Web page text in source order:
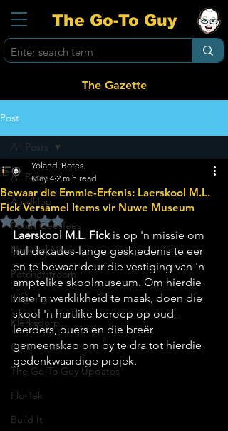
The Go-To Guy
The Gazette
Post
All Posts
Aardklop
Potch Geesfees
National News
Potchefstroom
Ikageng
Klerksdorp
Carletonville
The Go-To Guy Updates
Flo-Tek
Build It
All Posts
Bewaar die Emmie-Erfenis: Laerskool M.L.
Fick Versamel Items vir Nuwe Museum
Yolandi Botes
May 4 2 min read
Rated NaN out of 5 stars.
Laerskool M.L. Fick is op 'n missie om
hul dekades-lange geskiedenis te eer
en te bewaar deur die vestiging van 'n
amptelike skoolmuseum. Om hierdie
visie 'n werklikheid te maak, doen die
skool 'n hartlike beroep op oud-
leerders, ouers en die breër
gemeenskap om by te dra tot hierdie
gedenkwaardige projek.